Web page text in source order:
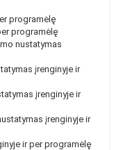
programėlę
programėlę
nustatymas
įrenginyje ir
įrenginyje ir
įrenginyje ir
ir per programėlę